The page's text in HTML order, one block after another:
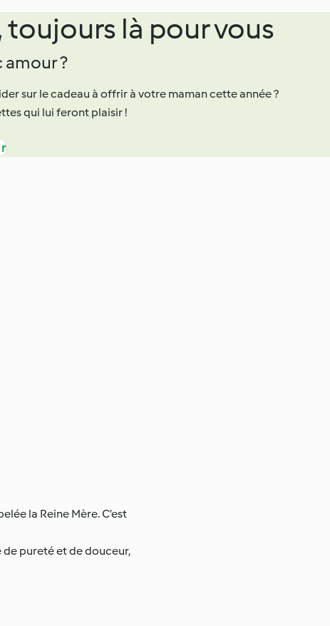
là pour vous
amour ?
sur le cadeau à offrir à votre maman cette année ?
qui lui feront plaisir !
la Reine Mère. C’est
de pureté et de douceur,